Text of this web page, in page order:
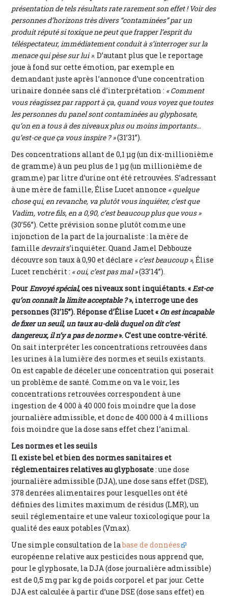
présentation de tels résultats rate rarement son effet ! Voir des
personnes d’horizons très divers “contaminées” par un
produit réputé si toxique ne peut que frapper l’esprit du
téléspectateur, immédiatement conduit à s’interroger sur la
menace qui pèse sur lui ». D’autant plus que le reportage
joue à fond sur cette émotion, par exemple en
demandant juste après l’annonce d’une concentration
urinaire donnée sans clé d’interprétation : « Comment
vous réagissez par rapport à ça, quand vous voyez que toutes
les personnes du panel sont contaminées au glyphosate,
qu’on en a tous à des niveaux plus ou moins importants…
qu’est-ce que ça vous inspire ? »(31’31”).
Des concentrations allant de 0,1 μg (un dix-millionième
de gramme) à un peu plus de 1 μg (un millionième de
gramme) par litre d’urine ont été retrouvées. S’adressant
à une mère de famille, Élise Lucet annonce « quelque
chose qui, en revanche, va plutôt vous inquiéter, c’est que
Vadim, votre fils, en a 0,90, c’est beaucoup plus que vous »
(30’56”). Cette prévision sonne plutôt comme une
injonction de la part de la journaliste : la mère de
famille devraits’inquiéter. Quand Jamel Debbouze
découvre son taux à 0,90 et déclare « c’est beaucoup », Élise
Lucet renchérit : « oui, c’est pas mal »(33’14”).
Pour Envoyé spécial, ces niveaux sont inquiétants. «Est-ce
qu’on connaît la limite acceptable ?», interroge une des
personnes (31’15”). Réponse d’Élise Lucet «On est incapable
de fixer un seuil, un taux au-delà duquel on dit c’est
dangereux, il n’y a pas de norme». C’est une contre-vérité.
On sait interpréter les concentrations retrouvées dans
les urines à la lumière des normes et seuils existants.
On est capable de déceler une concentration qui poserait
un problème de santé. Comme on va le voir, les
concentrations retrouvées correspondent à une
ingestion de 4 000 à 40 000 fois moindre que la dose
journalière admissible, et donc de 400 000 à 4 millions
fois moindre que la dose sans effet chez l’animal.
Les normes et les seuils
Il existe bel et bien des normes sanitaires et
réglementaires relatives au glyphosate: une dose
journalière admissible (DJA), une dose sans effet (DSE),
378 denrées alimentaires pour lesquelles ont été
définies des limites maximum de résidus (LMR), un
seuil réglementaire et une valeur toxicologique pour la
qualité des eaux potables (Vmax).
Une simple consultation de labase de données
européenne relative aux pesticides nous apprend que,
pour le glyphosate, la DJA (dose journalière admissible)
est de 0,5 mg par kg de poids corporel et par jour. Cette
DJA est calculée à partir d’une DSE (dose sans effet) en